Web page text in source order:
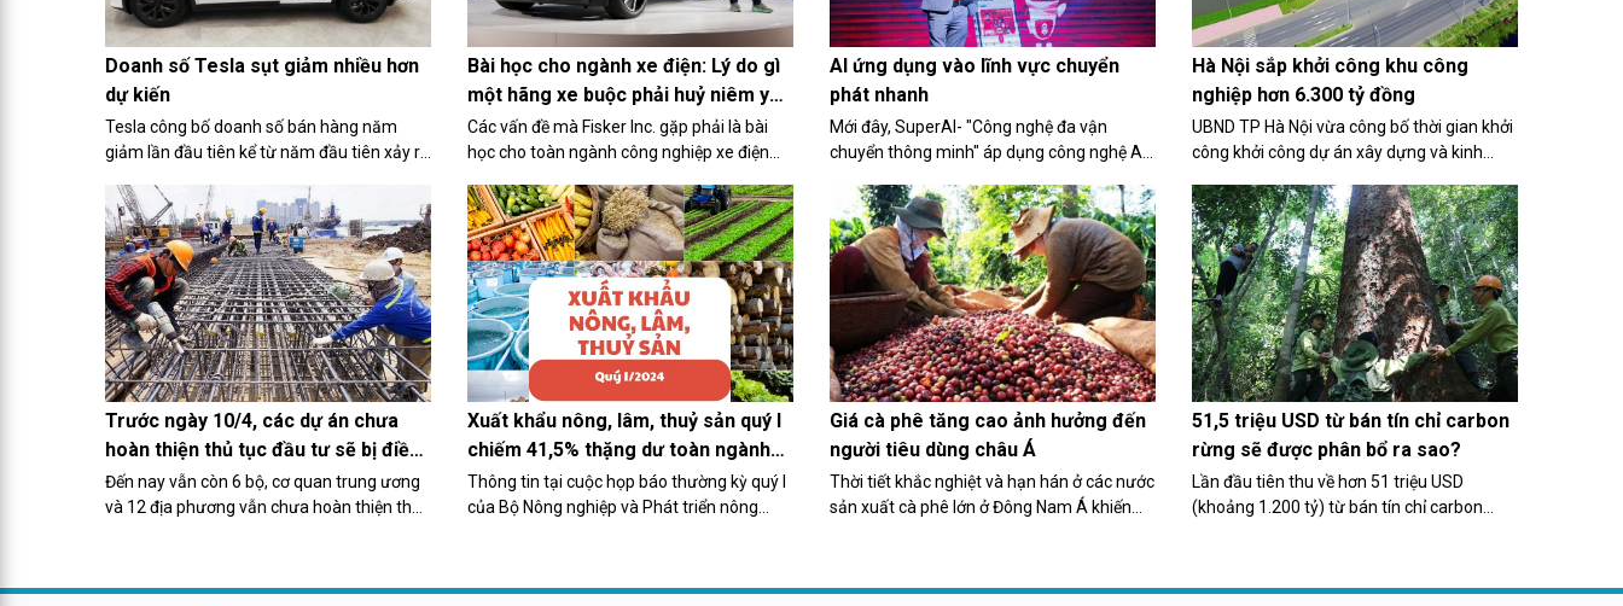
Doanh số Tesla sụt giảm nhiều hơn
dự kiến
Tesla công bố doanh số bán hàng năm
giảm lần đầu tiên kể từ năm đầu tiên xảy ra
điện từ các nhà sản xuất ô tô Trung Quốc
và phương Tây đã làm giảm nhu cầu.
Bài học cho ngành xe điện: Lý do gì
một hãng xe buộc phải huỷ niêm yết
ở Mỹ?
Các vấn đề mà Fisker Inc. gặp phải là bài
học cho toàn ngành công nghiệp xe điện
tăng lên và sự quan tâm của nhà đầu tư
giảm dần.
AI ứng dụng vào lĩnh vực chuyển
phát nhanh
Mới đây, SuperAI- "Công nghệ đa vận
chuyển thông minh" áp dụng công nghệ AI
sở dữ liệu của các đơn vị chuyển phát
nhanh trong nền tảng và đặc thù của từng
đơn...
Hà Nội sắp khởi công khu công
nghiệp hơn 6.300 tỷ đồng
UBND TP Hà Nội vừa công bố thời gian khởi
công khởi công dự án xây dựng và kinh
Đông Anh, dự án có tổng vốn hơn 6.300 tỷ
đồng.
Trước ngày 10/4, các dự án chưa
hoàn thiện thủ tục đầu tư sẽ bị điều
chuyển vốn
Đến nay vẫn còn 6 bộ, cơ quan trung ương
và 12 địa phương vẫn chưa hoàn thiện thủ
tải, Công an, Quốc phòng, Tài chính, Kế
Xuất khẩu nông, lâm, thuỷ sản quý I
chiếm 41,5% thặng dư toàn ngành
kinh tế
Thông tin tại cuộc họp báo thường kỳ quý I
của Bộ Nông nghiệp và Phát triển nông
Phùng Đức Tiến cho biết: Tổng kim ngạch
Giá cà phê tăng cao ảnh hưởng đến
người tiêu dùng châu Á
Thời tiết khắc nghiệt và hạn hán ở các nước
sản xuất cà phê lớn ở Đông Nam Á khiến
51,5 triệu USD từ bán tín chỉ carbon
rừng sẽ được phân bổ ra sao?
Lần đầu tiên thu về hơn 51 triệu USD
(khoảng 1.200 tỷ) từ bán tín chỉ carbon
phân bổ cho các quỹ, địa phương và đến